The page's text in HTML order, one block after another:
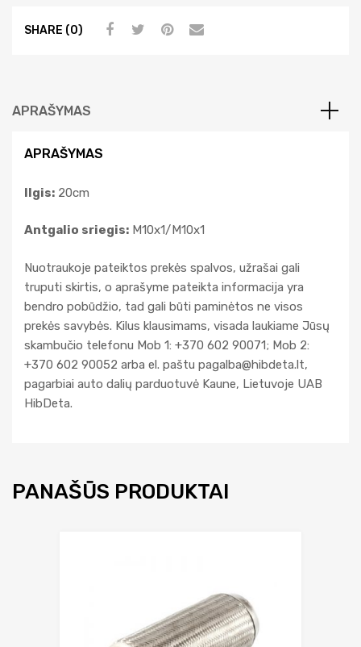
:
SHARE (0)
APRAŠYMAS
APRAŠYMAS
Ilgis: 20cm
Antgalio sriegis: M10x1/M10x1
Nuotraukoje pateiktos prekės spalvos, užrašai gali
truputi skirtis, o aprašyme pateikta informacija yra
bendro pobūdžio, tad gali būti paminėtos ne visos
prekės savybės. Kilus klausimams, visada laukiame Jūsų
skambučio telefonu Mob 1: +370 602 90071; Mob 2:
+370 602 90052 arba el. paštu pagalba@hibdeta.lt,
pagarbiai auto dalių parduotuvė Kaune, Lietuvoje UAB
HibDeta.
PANAŠŪS PRODUKTAI